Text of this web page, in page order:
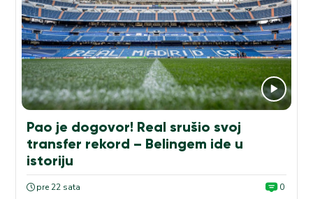
Pao je dogovor! Real srušio svoj
transfer rekord – Belingem ide u
istoriju
pre 22 sata 0